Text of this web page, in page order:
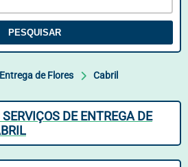
PESQUISAR
Entrega de Flores Cabril
DE ENTREGA DE